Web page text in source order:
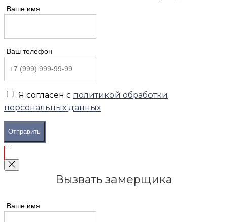
Ваше имя
Ваш телефон
Я согласен с политикой обработки
персональных данных
Отправить
Вызвать замерщика
Ваше имя